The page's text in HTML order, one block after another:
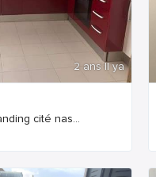
2 ans Il ya
cité nas...